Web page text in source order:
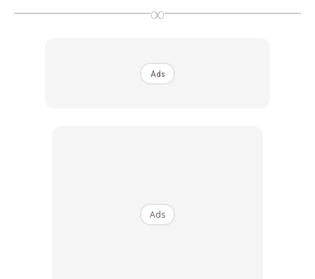
∞
Ads
Ads